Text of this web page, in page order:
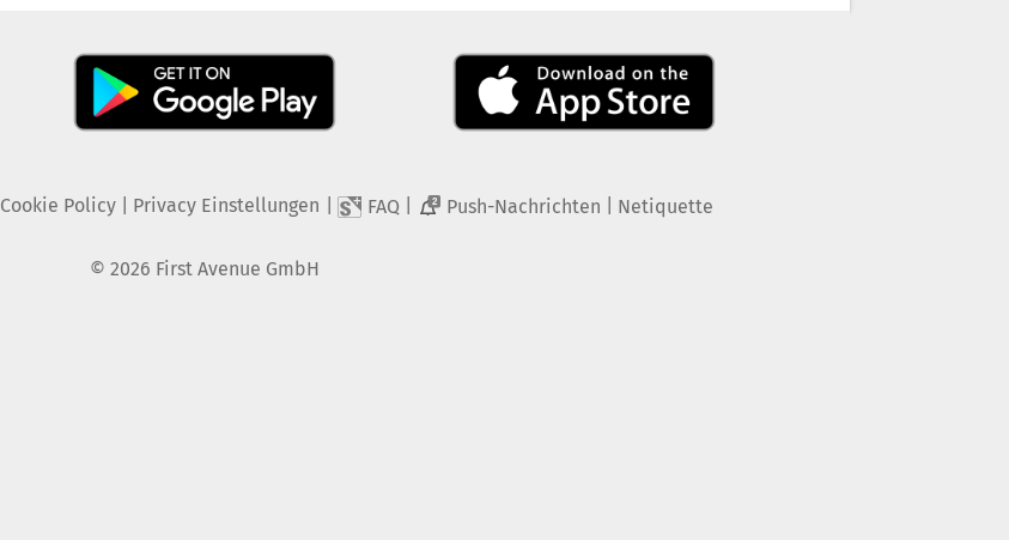
Cookie Policy| Privacy Einstellungen FAQ 2 Push-Nachrichten Netiquette
© 2026 First Avenue GmbH